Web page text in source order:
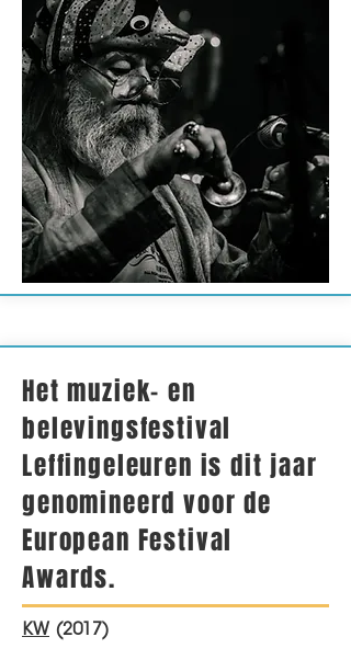
Het muziek- en
belevingsfestival
Leffingeleuren is dit jaar
genomineerd voor de
European Festival
Awards.
KW (2017)